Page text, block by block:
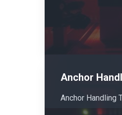
Anchor
Anchor Handling